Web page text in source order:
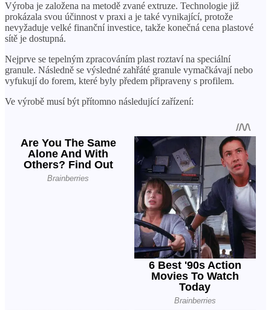
Výroba je založena na metodě zvané extruze. Technologie již
prokázala svou účinnost v praxi a je také vynikající, protože
nevyžaduje velké finanční investice, takže konečná cena plastové
sítě je dostupná.
Nejprve se tepelným zpracováním plast roztaví na speciální
granule. Následně se výsledné zahřáté granule vymačkávají nebo
vyfukují do forem, které byly předem připraveny s profilem.
Ve výrobě musí být přítomno následující zařízení: